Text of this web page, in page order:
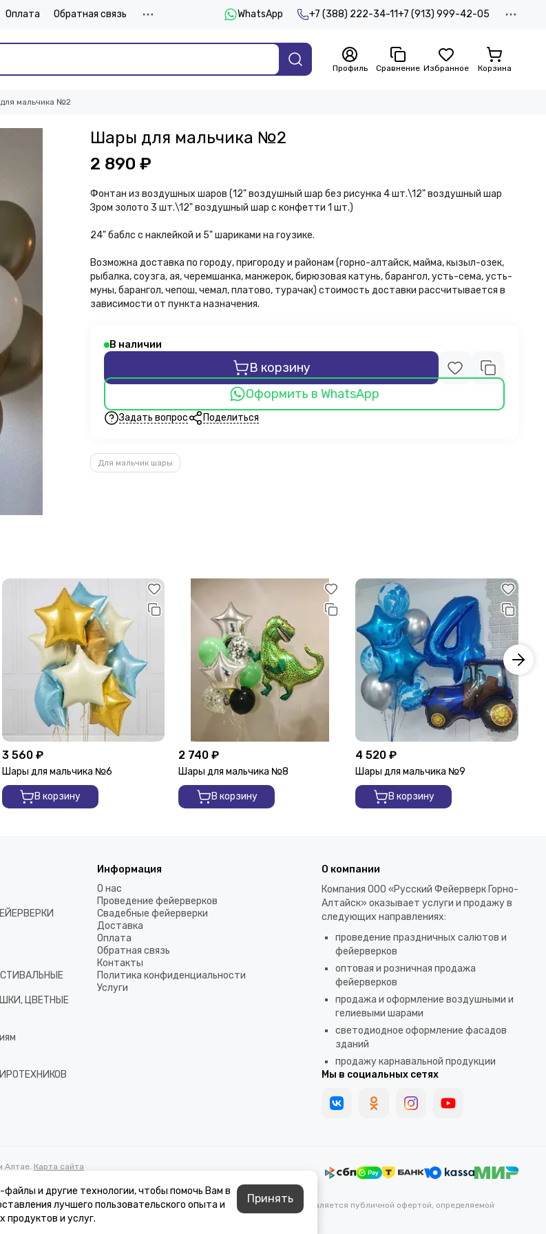
Оплата Обратная связь WhatsApp +7 (388) 222-34-11+7 (913) 999-42-05
Профиль Сравнение Избранное Корзина
мальчика №2
Шары для мальчика №2
2 890 ₽
Фонтан из воздушных шаров (12" воздушный шар без рисунка 4 шт.\12" воздушный шар
Зром золото 3 шт.\12" воздушный шар с конфетти 1 шт.)
24" баблс с наклейкой и 5" шариками на гоузике.
Возможна доставка по городу, пригороду и районам (горно-алтайск, майма, кызыл-озек,
рыбалка, соузга, ая, черемшанка, манжерок, бирюзовая катунь, барангол, усть-сема, усть-
муны, барангол, чепош, чемал, платово, турачак) стоимость доставки рассчитывается в
зависимости от пункта назначения.
В наличии
В корзину
Оформить в WhatsApp
Задать вопрос Поделиться
Для мальчик шары
3 560 ₽
Шары для мальчика №6
В корзину
2 740 ₽
Шары для мальчика №8
В корзину
4 520 ₽
Шары для мальчика №9
В корзину
ЦВЕТНЫЕ
Информация
О нас
Проведение фейерверков
Свадебные фейерверки
Доставка
Оплата
Обратная связь
Контакты
Политика конфиденциальности
Услуги
О компании
Компания ООО «Русский Фейерверк Горно-
Алтайск» оказывает услуги и продажу в
следующих направлениях:
проведение праздничных салютов и
фейерверков
оптовая и розничная продажа
фейерверков
продажа и оформление воздушными и
гелиевыми шарами
светодиодное оформление фасадов
зданий
продажу карнавальной продукции
Мы в социальных сетях
Алтае. Карта сайта
и услуг, носит информационный характер и ни при каких условиях не является публичной офертой, определяемой
и другие технологии, чтобы помочь Вам в
лучшего пользовательского опыта и
продуктов и услуг.
Принять